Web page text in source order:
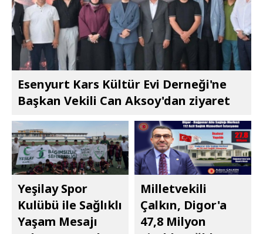
Esenyurt Kars Kültür Evi Derneği'ne
Başkan Vekili Can Aksoy'dan ziyaret
Yeşilay Spor
Kulübü ile Sağlıklı
Yaşam Mesajı
Milletvekili
Çalkın, Digor'a
47,8 Milyon